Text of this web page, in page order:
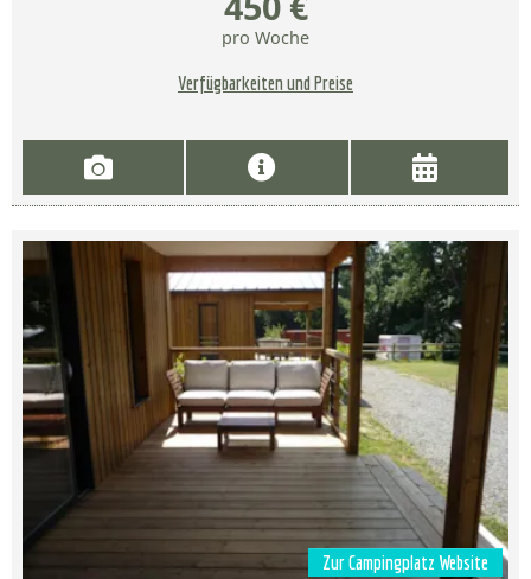
pro Woche
Verfügbarkeiten und Preise
Zur Campingplatz Website